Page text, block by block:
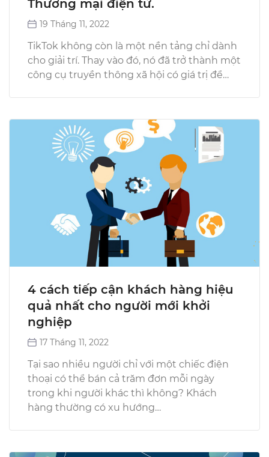
Thương mại điện tử.
19 Tháng 11, 2022
TikTok không còn là một nền tảng chỉ dành
cho giải trí. Thay vào đó, nó đã trở thành một
công cụ truyền thông xã hội có giá trị để…
4 cách tiếp cận khách hàng hiệu
quả nhất cho người mới khởi
nghiệp
17 Tháng 11, 2022
Tại sao nhiều người chỉ với một chiếc điện
thoại có thể bán cả trăm đơn mỗi ngày
trong khi người khác thì không? Khách
hàng thường có xu hướng…